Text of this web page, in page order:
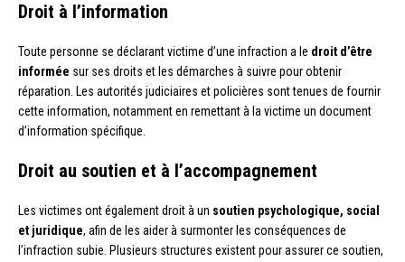
Droit à l’information
Toute personne se déclarant victime d’une infraction a le droit d’être
informée sur ses droits et les démarches à suivre pour obtenir
réparation. Les autorités judiciaires et policières sont tenues de fournir
cette information, notamment en remettant à la victime un document
d’information spécifique.
Droit au soutien et à l’accompagnement
Les victimes ont également droit à un soutien psychologique, social
et juridique, afin de les aider à surmonter les conséquences de
l’infraction subie. Plusieurs structures existent pour assurer ce soutien,